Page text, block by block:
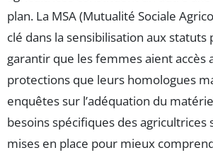
plan. La MSA (Mutualité Sociale
clé dans la sensibilisation aux
garantir que les femmes aient accès
protections que leurs homologues
enquêtes sur l’adéquation du
besoins spécifiques des
mises en place pour mieux